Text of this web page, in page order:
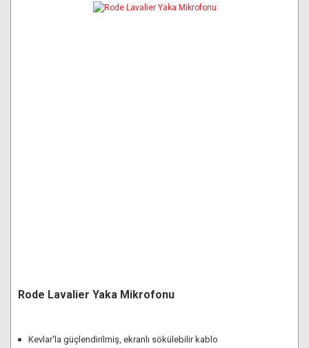
Rode Lavalier Yaka Mikrofonu
Kevlar'la güçlendirilmiş, ekranlı sökülebilir kablo